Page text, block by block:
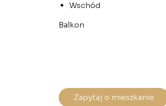
Wschód
Balkon
Zapytaj o mieszkanie